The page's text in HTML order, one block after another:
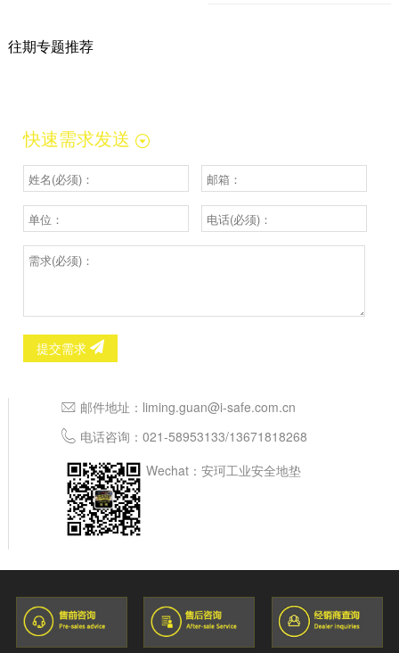
往期专题推荐
快速需求发送
提交需求
邮件地址： liming.guan@i-safe.com.cn
电话咨询： 021-58953133/13671818268
Wechat：安珂工业安全地垫